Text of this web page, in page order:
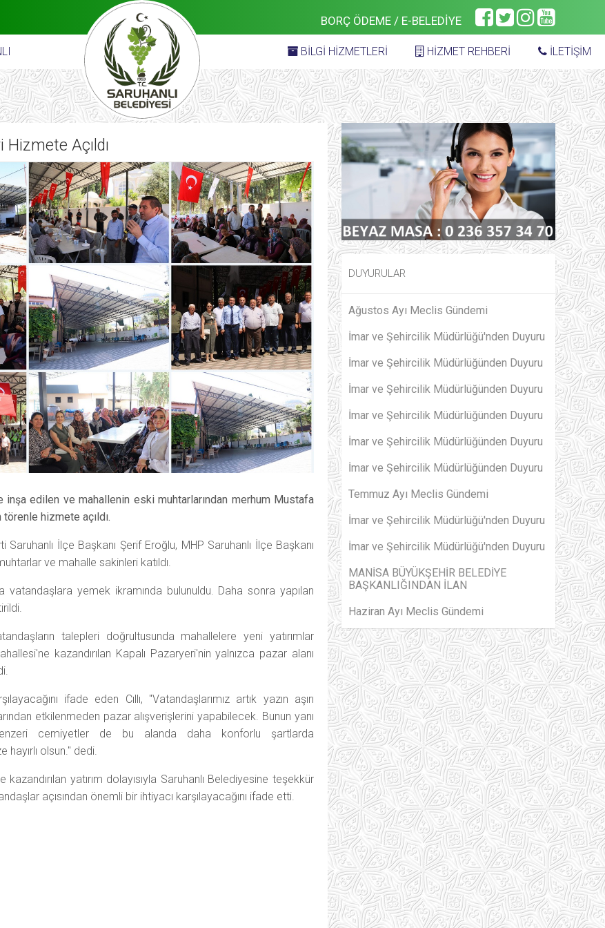
BORÇ ÖDEME / E-BELEDİYE
BİLGİ HİZMETLERİ HİZMET REHBERİ İLETİŞİM
Açıldı
edilen ve mahallenin eski muhtarlarından merhum Mustafa
hizmete açıldı.
Saruhanlı İlçe Başkanı Şerif Eroğlu, MHP Saruhanlı İlçe Başkanı
ve mahalle sakinleri katıldı.
vatandaşlara yemek ikramında bulunuldu. Daha sonra yapılan
talepleri doğrultusunda mahallelere yeni yatırımlar
kazandırılan Kapalı Pazaryeri'nin yalnızca pazar alanı
ifade eden Cıllı, "Vatandaşlarımız artık yazın aşırı
etkilenmeden pazar alışverişlerini yapabilecek. Bunun yanı
cemiyetler de bu alanda daha konforlu şartlarda
olsun." dedi.
yatırım dolayısıyla Saruhanlı Belediyesine teşekkür
açısından önemli bir ihtiyacı karşılayacağını ifade etti.
DUYURULAR
Ağustos Ayı Meclis Gündemi
İmar ve Şehircilik Müdürlüğü'nden Duyuru
İmar ve Şehircilik Müdürlüğünden Duyuru
İmar ve Şehircilik Müdürlüğünden Duyuru
İmar ve Şehircilik Müdürlüğünden Duyuru
İmar ve Şehircilik Müdürlüğünden Duyuru
İmar ve Şehircilik Müdürlüğünden Duyuru
Temmuz Ayı Meclis Gündemi
İmar ve Şehircilik Müdürlüğü'nden Duyuru
İmar ve Şehircilik Müdürlüğü'nden Duyuru
MANİSA BÜYÜKŞEHİR BELEDİYE
BAŞKANLIĞINDAN İLAN
Haziran Ayı Meclis Gündemi